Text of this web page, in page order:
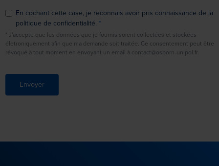
En cochant cette case, je reconnais avoir pris connaissance de la
politique de confidentialité.
* J'accepte que les données que je fournis soient collectées et stockées
életroniquement afin que ma demande soit traitée. Ce consentement peut être
révoqué à tout moment en envoyant un email à contact@osborn-unipol.fr.
Envoyer